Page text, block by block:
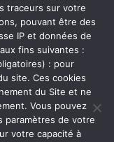
refuser ou
le lien « Gestion des
traceurs sur votre
pouvant être des
IP et données de
fins suivantes :
: pour
site. Ces cookies
du Site et ne
Vous pouvez
paramètres de votre
votre capacité à